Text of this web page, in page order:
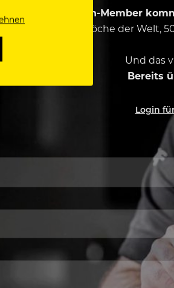
Als Rolling Pin-Member
der besten Köche der
Und das
Bereits
Login